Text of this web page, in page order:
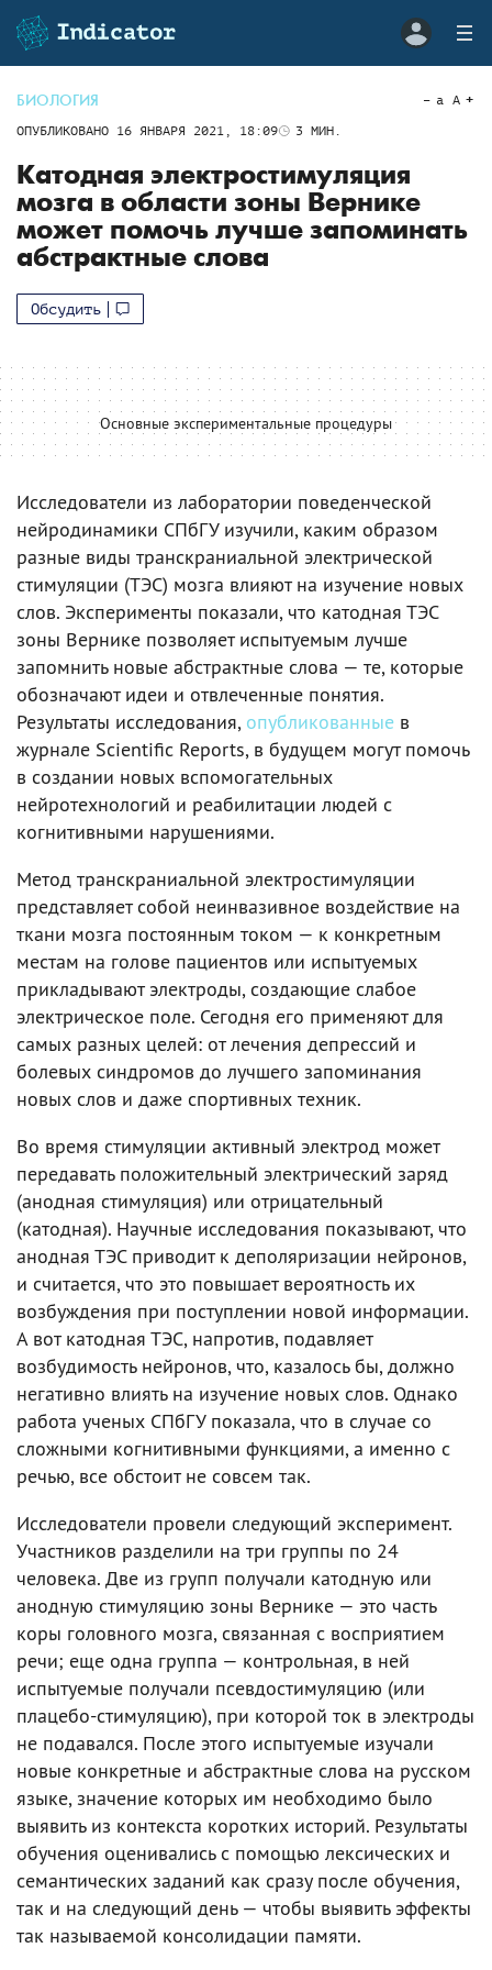
БИОЛОГИЯ
ОПУБЛИКОВАНО 16 ЯНВАРЯ 2021, 18:09 3 МИН.
a A
Катодная электростимуляция
мозга в области зоны Вернике
может помочь лучше запоминать
абстрактные слова
Обсудить
Основные экспериментальные процедуры
Исследователи из лаборатории поведенческой
нейродинамики СПбГУ изучили, каким образом
разные виды транскраниальной электрической
стимуляции (ТЭС) мозга влияют на изучение новых
слов. Эксперименты показали, что катодная ТЭС
зоны Вернике позволяет испытуемым лучше
запомнить новые абстрактные слова — те, которые
обозначают идеи и отвлеченные понятия.
Результаты исследования, опубликованные в
журнале Scientific Reports, в будущем могут помочь
в создании новых вспомогательных
нейротехнологий и реабилитации людей с
когнитивными нарушениями.
Метод транскраниальной электростимуляции
представляет собой неинвазивное воздействие на
ткани мозга постоянным током — к конкретным
местам на голове пациентов или испытуемых
прикладывают электроды, создающие слабое
электрическое поле. Сегодня его применяют для
самых разных целей: от лечения депрессий и
болевых синдромов до лучшего запоминания
новых слов и даже спортивных техник.
Во время стимуляции активный электрод может
передавать положительный электрический заряд
(анодная стимуляция) или отрицательный
(катодная). Научные исследования показывают, что
анодная ТЭС приводит к деполяризации нейронов,
и считается, что это повышает вероятность их
возбуждения при поступлении новой информации.
А вот катодная ТЭС, напротив, подавляет
возбудимость нейронов, что, казалось бы, должно
негативно влиять на изучение новых слов. Однако
работа ученых СПбГУ показала, что в случае со
сложными когнитивными функциями, а именно с
речью, все обстоит не совсем так.
Исследователи провели следующий эксперимент.
Участников разделили на три группы по 24
человека. Две из групп получали катодную или
анодную стимуляцию зоны Вернике — это часть
коры головного мозга, связанная с восприятием
речи; еще одна группа — контрольная, в ней
испытуемые получали псевдостимуляцию (или
плацебо-стимуляцию), при которой ток в электроды
не подавался. После этого испытуемые изучали
новые конкретные и абстрактные слова на русском
языке, значение которых им необходимо было
выявить из контекста коротких историй. Результаты
обучения оценивались с помощью лексических и
семантических заданий как сразу после обучения,
так и на следующий день — чтобы выявить эффекты
так называемой консолидации памяти.